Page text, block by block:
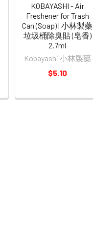
KOBAYASHI - Air
Freshener for Trash
Can (Soap) | 小林製藥
垃圾桶除臭貼 (皂香)
2.7ml
Kobayashi 小林製藥
$5.10